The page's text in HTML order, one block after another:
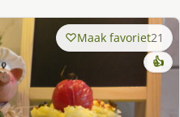
Maak favoriet21
👍